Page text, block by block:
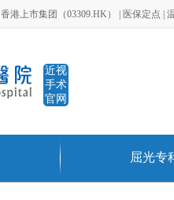
香港上市集团（03309.HK） | 医保定点 |
近视
手术
官网
屈光专